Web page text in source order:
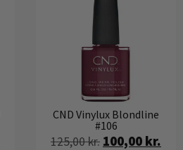
CND Vinylux Blondline
#106
125,00kr. 100,00 kr.